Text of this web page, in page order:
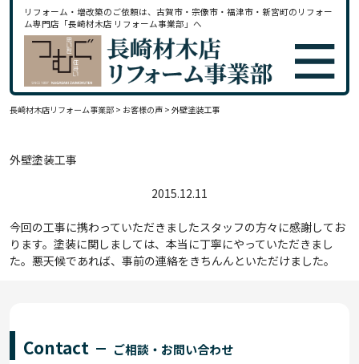
リフォーム・増改築のご依頼は、古賀市・宗像市・福津市・新宮町のリフォー
ム専門店「長崎材木店 リフォーム事業部」へ
長崎材木店リフォーム事業部 > お客様の声 > 外壁塗装工事
外壁塗装工事
2015.12.11
今回の工事に携わっていただきましたスタッフの方々に感謝してお
ります。塗装に関しましては、本当に丁寧にやっていただきまし
た。悪天候であれば、事前の連絡をきちんんといただけました。
Contact ご相談・お問い合わせ